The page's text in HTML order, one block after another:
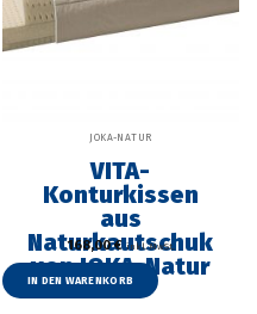
JOKA-NATUR
VITA-
Konturkissen
aus
Naturkautschuk
von JOKA-Natur
168,00€ inkl. MwSt.
IN DEN WARENKORB